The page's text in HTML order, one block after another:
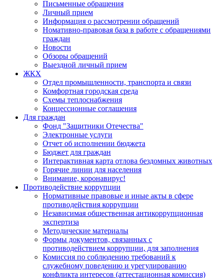
Письменные обращения
Личный прием
Информация о рассмотрении обращений
Номативно-правовая база в работе с обращениями
граждан
Новости
Обзоры обращений
Выездной личный прием
ЖКХ
Отдел промышленности, транспорта и связи
Комфортная городская среда
Схемы теплоснабжения
Концессионные соглашения
Для граждан
Фонд "Защитники Отечества"
Электронные услуги
Отчет об исполнении бюджета
Бюджет для граждан
Интерактивная карта отлова бездомных животных
Горячие линии для населения
Внимание, коронавирус!
Противодействие коррупции
Нормативные правовые и иные акты в сфере
противодействия коррупции
Независимая общественная антикоррупционная
экспертиза
Методические материалы
Формы документов, связанных с
противодействием коррупции, для заполнения
Комиссия по соблюдению требований к
служебному поведению и урегулированию
конфликта интересов (аттестационная комиссия)